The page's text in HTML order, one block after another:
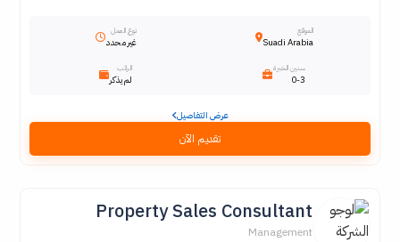
الموقع
Suadi Arabia
نوع العمل
غير محدد
سنين الخبرة
0-3
الراتب
لم يذكر
عرض التفاصيل
تقديم الآن
Property Sales Consultant
Management